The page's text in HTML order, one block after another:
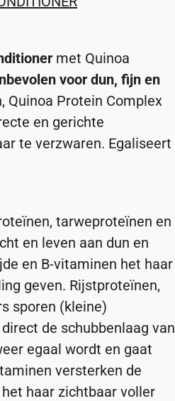
met Quinoa
voor dun, fijn en
Quinoa Protein Complex
en gerichte
te verzwaren. Egaliseert
tarweproteïnen en
en leven aan dun en
en B-vitaminen het haar
geven. Rijstproteïnen,
sporen (kleine)
de schubbenlaag van
egaal wordt en gaat
versterken de
haar zichtbaar voller